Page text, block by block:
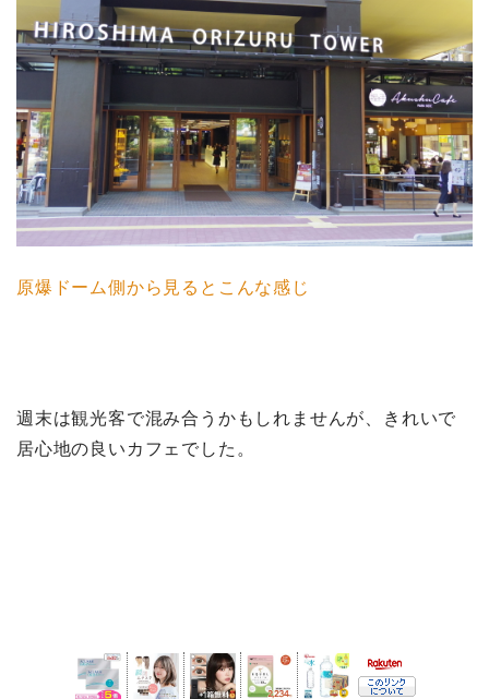
原爆ドーム側から見るとこんな感じ
週末は観光客で混み合うかもしれませんが、きれいで
居心地の良いカフェでした。